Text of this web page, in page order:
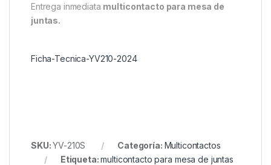
Entrega inmediata multicontacto para mesa de
juntas.
Ficha-Tecnica-YV210-2024
SKU:YV-210S Categoría: Multicontactos
Etiqueta:multicontacto para mesa de juntas